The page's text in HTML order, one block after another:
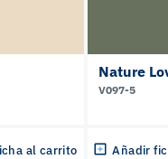
al carrito
Nature
V097-5
Añadir